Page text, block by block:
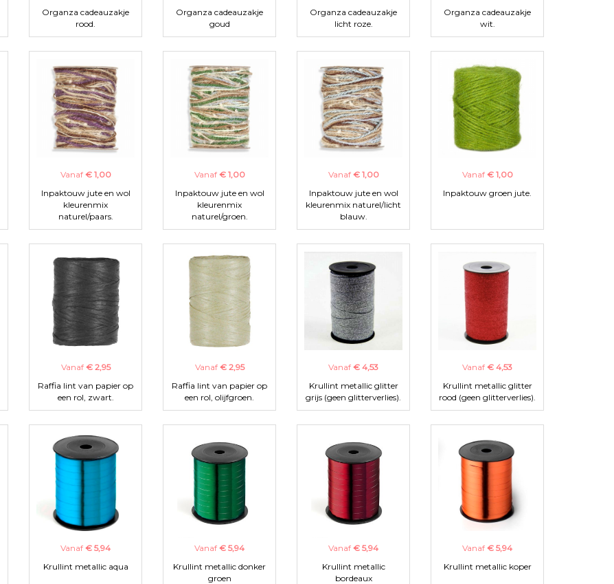
Organza cadeauzakje
rood.
Organza cadeauzakje
goud
Organza cadeauzakje
licht roze.
Organza cadeauzakje
wit.
Vanaf € 1,00
Inpaktouw jute en wol
kleurenmix
naturel/paars.
Vanaf € 1,00
Inpaktouw jute en wol
kleurenmix
naturel/groen.
Vanaf € 1,00
Inpaktouw jute en wol
kleurenmix naturel/licht
blauw.
Vanaf € 1,00
Inpaktouw groen jute.
Vanaf € 2,95
Raffia lint van papier op
een rol, zwart.
Vanaf € 2,95
Raffia lint van papier op
een rol, olijfgroen.
Vanaf € 4,53
Krullint metallic glitter
grijs (geen glitterverlies).
Vanaf € 4,53
Krullint metallic glitter
rood (geen glitterverlies).
Vanaf € 5,94
Krullint metallic aqua
Vanaf € 5,94
Krullint metallic donker
groen
Vanaf € 5,94
Krullint metallic
bordeaux
Vanaf € 5,94
Krullint metallic koper